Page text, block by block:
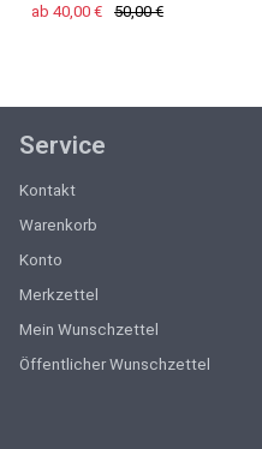
ab 40,00 €
50,00 €
Service
Kontakt
Warenkorb
Konto
Merkzettel
Mein Wunschzettel
Öffentlicher Wunschzettel